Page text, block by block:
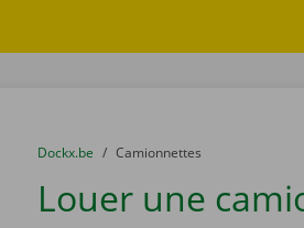
You are here:
du
Dockx.be to
Camionnettes
Louer une